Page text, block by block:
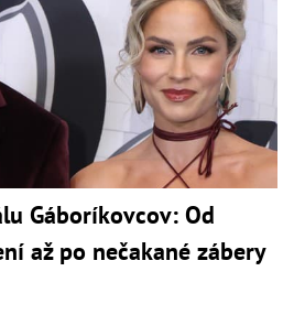
Gáboríkovcov: Od
až po nečakané zábery